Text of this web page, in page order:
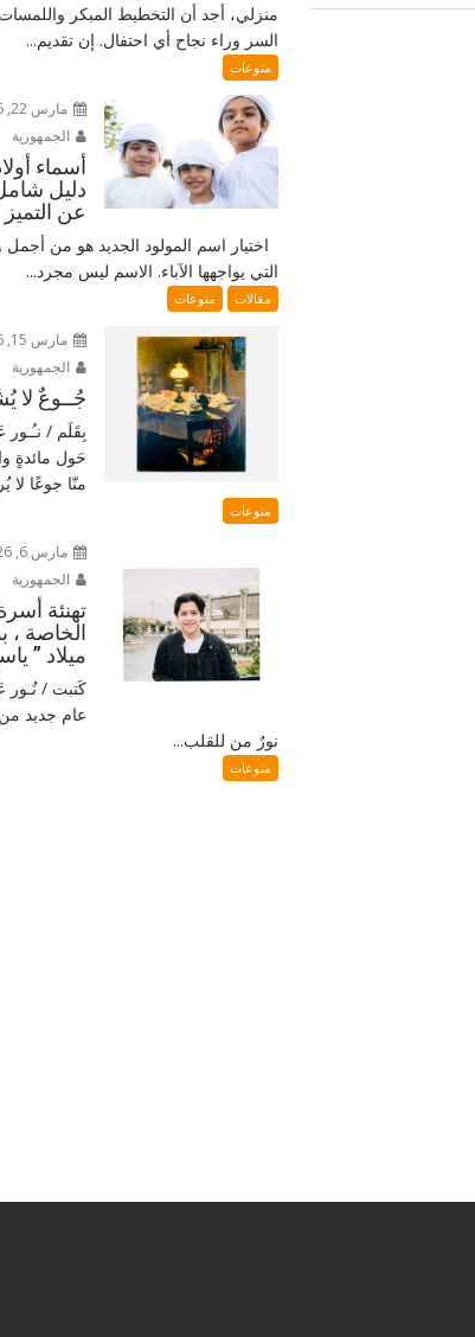
منزلي، أجد أن التخطيط المبكر
السر وراء نجاح أي احتفال. إن تقديم...
منوعات
مارس 22, 2026
الجمهورية
أسماء
دليل شامل
عن التميز
اختيار اسم المولود الجديد هو من
التي يواجهها الآباء. الاسم ليس مجرد...
مقالات منوعات
مارس 15, 2026
الجمهورية
جُــوعٌ لا
بِقَلَم / نـُـور
حَول مائدةٍ
منّا جوعًا لا
منوعات
مارس 6, 2026
الجمهورية
تهنئة
الخاصة ،
ميلاد ”
كَتبت / نُـور
عام جديد من
نورٌ من للقلب...
منوعات